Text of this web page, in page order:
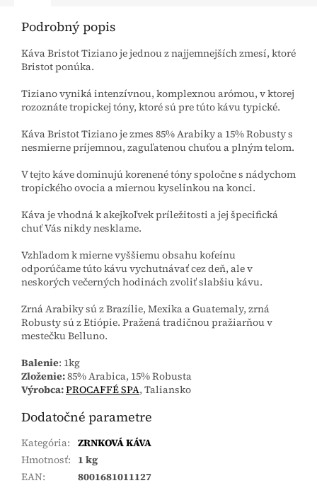
Podrobný popis
Káva Bristot Tiziano je jednou z najjemnejších zmesí, ktoré
Bristot ponúka.
Tiziano vyniká intenzívnou, komplexnou arómou, v ktorej
rozoznáte tropickej tóny, ktoré sú pre túto kávu typické.
Káva Bristot Tiziano je zmes 85% Arabiky a 15% Robusty s
nesmierne príjemnou, zaguľatenou chuťou a plným telom.
V tejto káve dominujú korenené tóny spoločne s nádychom
tropického ovocia a miernou kyselinkou na konci.
Káva je vhodná k akejkoľvek príležitosti a jej špecifická
chuť Vás nikdy nesklame.
Vzhľadom k mierne vyššiemu obsahu kofeínu
odporúčame túto kávu vychutnávať cez deň, ale v
neskorých večerných hodinách zvoliť slabšiu kávu.
Zrná Arabiky sú z Brazílie, Mexika a Guatemaly, zrná
Robusty sú z Etiópie. Pražená tradičnou pražiarňou v
mestečku Belluno.
Balenie: 1kg
Zloženie:85% Arabica, 15% Robusta
Výrobca:PROCAFFÉ SPA, Taliansko
Dodatočné parametre
Kategória: ZRNKOVÁ KÁVA
Hmotnosť: 1 kg
EAN: 8001681011127